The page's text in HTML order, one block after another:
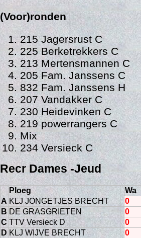
(Voor)ronden
215 Jagersrust C
225 Berketrekkers C
213 Mertensmannen C
205 Fam. Janssens C
832 Fam. Janssens H
207 Vandakker C
230 Heidevinken C
219 powerrangers C
Mix
234 Versieck C
Recr Dames -Jeud
Ploeg
Wa
A KLJ JONGETJES BRECHT
0
B DE GRASGRIETEN
0
C TTV Versieck D
0
D KLJ WIJVE BRECHT
0